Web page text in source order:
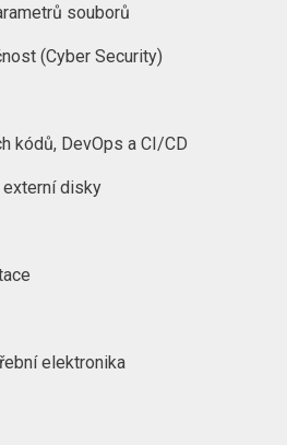
souborů
(Cyber Security)
kódů, DevOps a CI/CD
externí disky
elektronika